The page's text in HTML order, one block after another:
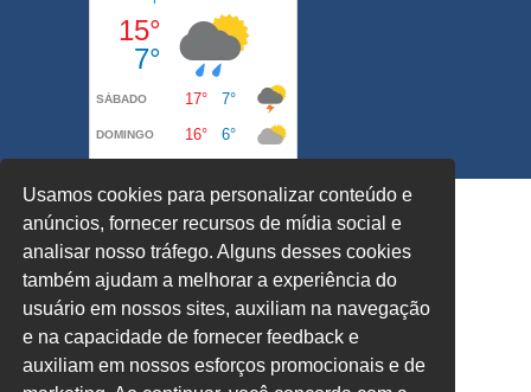
Usamos cookies para personalizar conteúdo e
anúncios, fornecer recursos de mídia social e
analisar nosso tráfego. Alguns desses cookies
também ajudam a melhorar a experiência do
usuário em nossos sites, auxiliam na navegação
e na capacidade de fornecer feedback e
auxiliam em nossos esforços promocionais e de